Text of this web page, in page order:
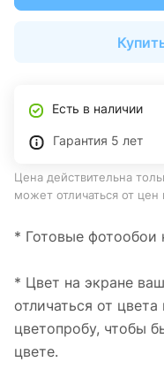
Есть в наличии
Гарантия 5 лет
Цена действительна
может отличаться от цен
* Готовые фотообои
* Цвет на экране
отличаться от
цветопробу, чтобы
цвете.